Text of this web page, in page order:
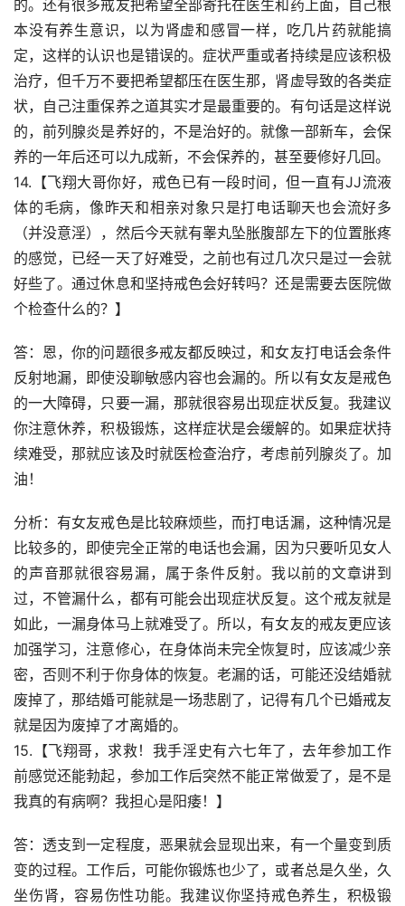
的。还有很多戒友把希望全部寄托在医生和药上面，自己根
本没有养生意识，以为肾虚和感冒一样，吃几片药就能搞
定，这样的认识也是错误的。症状严重或者持续是应该积极
治疗，但千万不要把希望都压在医生那，肾虚导致的各类症
状，自己注重保养之道其实才是最重要的。有句话是这样说
的，前列腺炎是养好的，不是治好的。就像一部新车，会保
养的一年后还可以九成新，不会保养的，甚至要修好几回。
14.【飞翔大哥你好，戒色已有一段时间，但一直有JJ流液
体的毛病，像昨天和相亲对象只是打电话聊天也会流好多
（并没意淫），然后今天就有睾丸坠胀腹部左下的位置胀疼
的感觉，已经一天了好难受，之前也有过几次只是过一会就
好些了。通过休息和坚持戒色会好转吗？还是需要去医院做
个检查什么的？】
答：恩，你的问题很多戒友都反映过，和女友打电话会条件
反射地漏，即使没聊敏感内容也会漏的。所以有女友是戒色
的一大障碍，只要一漏，那就很容易出现症状反复。我建议
你注意休养，积极锻炼，这样症状是会缓解的。如果症状持
续难受，那就应该及时就医检查治疗，考虑前列腺炎了。加
油！
分析：有女友戒色是比较麻烦些，而打电话漏，这种情况是
比较多的，即使完全正常的电话也会漏，因为只要听见女人
的声音那就很容易漏，属于条件反射。我以前的文章讲到
过，不管漏什么，都有可能会出现症状反复。这个戒友就是
如此，一漏身体马上就难受了。所以，有女友的戒友更应该
加强学习，注意修心，在身体尚未完全恢复时，应该减少亲
密，否则不利于你身体的恢复。老漏的话，可能还没结婚就
废掉了，那结婚可能就是一场悲剧了，记得有几个已婚戒友
就是因为废掉了才离婚的。
15.【飞翔哥，求救！我手淫史有六七年了，去年参加工作
前感觉还能勃起，参加工作后突然不能正常做爱了，是不是
我真的有病啊？我担心是阳痿！】
答：透支到一定程度，恶果就会显现出来，有一个量变到质
变的过程。工作后，可能你锻炼也少了，或者总是久坐，久
坐伤肾，容易伤性功能。我建议你坚持戒色养生，积极锻